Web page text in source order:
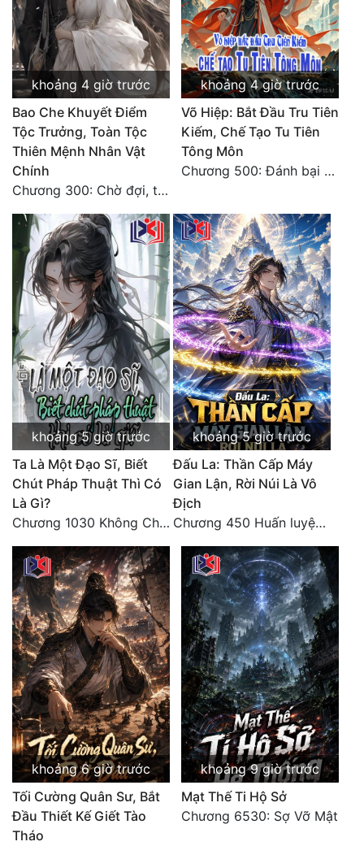
Quân Sự
Sảng Văn
Sắc
Sủng
Thanh Xuân
Tiên Hiệp
Tiểu Thuyết
Trinh Thám
Triều Đấu
Trùng Sinh
Trọng Sinh
Tu Chân
Tu Tiên
Tội Phạm
Vô Địch
Võ Hiệp
Võng Du
Xuyên Không
Xuyên Nhanh
Xuyên Sách
Xuyên Thư
Điền Văn
Đô Thị
Đông Phương
Đông Phương Huyền Huyễn
Đồng Nhân
khoảng 4 giờ trước
Bao Che Khuyết Điểm
Tộc Trưởng, Toàn Tộc
Thiên Mệnh Nhân Vật
Chính
Chương 300: Chờ đợi, thời khắc truy sát đến gần.
khoảng 4 giờ trước
Võ Hiệp: Bắt Đầu Tru Tiên
Kiếm, Chế Tạo Tu Tiên
Tông Môn
Chương 500: Đánh bại Quái Ngư, tiến nhập Hồng Thụ lâm
khoảng 5 giờ trước
Ta Là Một Đạo Sĩ, Biết
Chút Pháp Thuật Thì Có
Là Gì?
Chương 1030 Không Chi Hoàng Nguyên Đại Hư
khoảng 5 giờ trước
Đấu La: Thần Cấp Máy
Gian Lận, Rời Núi Là Vô
Địch
Chương 450 Huấn luyện thực chiến, Long Linh Cơ đối chiến bốn người Cổ Nguyệt và Vũ Lân!
khoảng 6 giờ trước
Tối Cường Quân Sư, Bắt
Đầu Thiết Kế Giết Tào
Tháo
khoảng 9 giờ trước
Mạt Thế Ti Hộ Sở
Chương 6530: Sợ Vỡ Mật